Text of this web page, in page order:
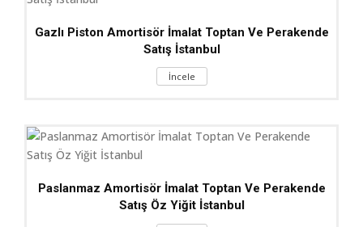
Gazlı Piston Amortisör İmalat Toptan Ve Perakende
Satış İstanbul
İncele
Paslanmaz Amortisör İmalat Toptan Ve Perakende
Satış Öz Yiğit İstanbul